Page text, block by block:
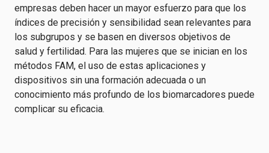
empresas deben hacer un mayor esfuerzo para que los
índices de precisión y sensibilidad sean relevantes para
los subgrupos y se basen en diversos objetivos de
salud y fertilidad. Para las mujeres que se inician en los
métodos FAM, el uso de estas aplicaciones y
dispositivos sin una formación adecuada o un
conocimiento más profundo de los biomarcadores puede
complicar su eficacia.